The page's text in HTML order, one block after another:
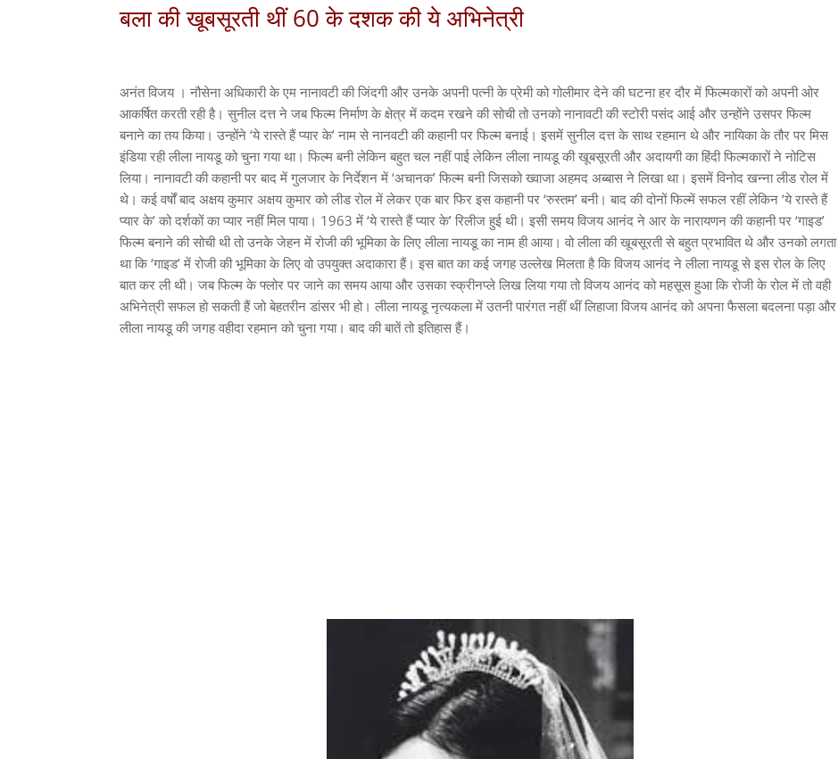
बला की खूबसूरती थीं 60 के दशक की ये अभिनेत्री
अनंत विजय । नौसेना अधिकारी के एम नानावटी की जिंदगी और उनके अपनी पत्नी के प्रेमी को गोलीमार देने की घटना हर दौर में फिल्मकारों को अपनी ओर
आकर्षित करती रही है। सुनील दत्त ने जब फिल्म निर्माण के क्षेत्र में कदम रखने की सोची तो उनको नानावटी की स्टोरी पसंद आई और उन्होंने उसपर फिल्म
बनाने का तय किया। उन्होंने ‘ये रास्ते हैं प्यार के’ नाम से नानवटी की कहानी पर फिल्म बनाई। इसमें सुनील दत्त के साथ रहमान थे और नायिका के तौर पर मिस
इंडिया रही लीला नायडू को चुना गया था। फिल्म बनी लेकिन बहुत चल नहीं पाई लेकिन लीला नायडू की खूबसूरती और अदायगी का हिंदी फिल्मकारों ने नोटिस
लिया। नानावटी की कहानी पर बाद में गुलजार के निर्देशन में ‘अचानक’ फिल्म बनी जिसको ख्वाजा अहमद अब्बास ने लिखा था। इसमें विनोद खन्ना लीड रोल में
थे। कई वर्षों बाद अक्षय कुमार अक्षय कुमार को लीड रोल में लेकर एक बार फिर इस कहानी पर ‘रुस्तम’ बनी। बाद की दोनों फिल्में सफल रहीं लेकिन ‘ये रास्ते हैं
प्यार के’ को दर्शकों का प्यार नहीं मिल पाया। 1963 में ‘ये रास्ते हैं प्यार के’ रिलीज हुई थी। इसी समय विजय आनंद ने आर के नारायणन की कहानी पर ‘गाइड’
फिल्म बनाने की सोची थी तो उनके जेहन में रोजी की भूमिका के लिए लीला नायडू का नाम ही आया। वो लीला की खूबसूरती से बहुत प्रभावित थे और उनको लगता
था कि ‘गाइड’ में रोजी की भूमिका के लिए वो उपयुक्त अदाकारा हैं। इस बात का कई जगह उल्लेख मिलता है कि विजय आनंद ने लीला नायडू से इस रोल के लिए
बात कर ली थी। जब फिल्म के फ्लोर पर जाने का समय आया और उसका स्क्रीनप्ले लिख लिया गया तो विजय आनंद को महसूस हुआ कि रोजी के रोल में तो वही
अभिनेत्री सफल हो सकती हैं जो बेहतरीन डांसर भी हो। लीला नायडू नृत्यकला में उतनी पारंगत नहीं थीं लिहाजा विजय आनंद को अपना फैसला बदलना पड़ा और
लीला नायडू की जगह वहीदा रहमान को चुना गया। बाद की बातें तो इतिहास हैं।